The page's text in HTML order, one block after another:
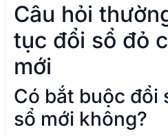
Câu hỏi
tục đổi sổ đỏ
mới
Có bắt buộc đổi
sổ mới không?